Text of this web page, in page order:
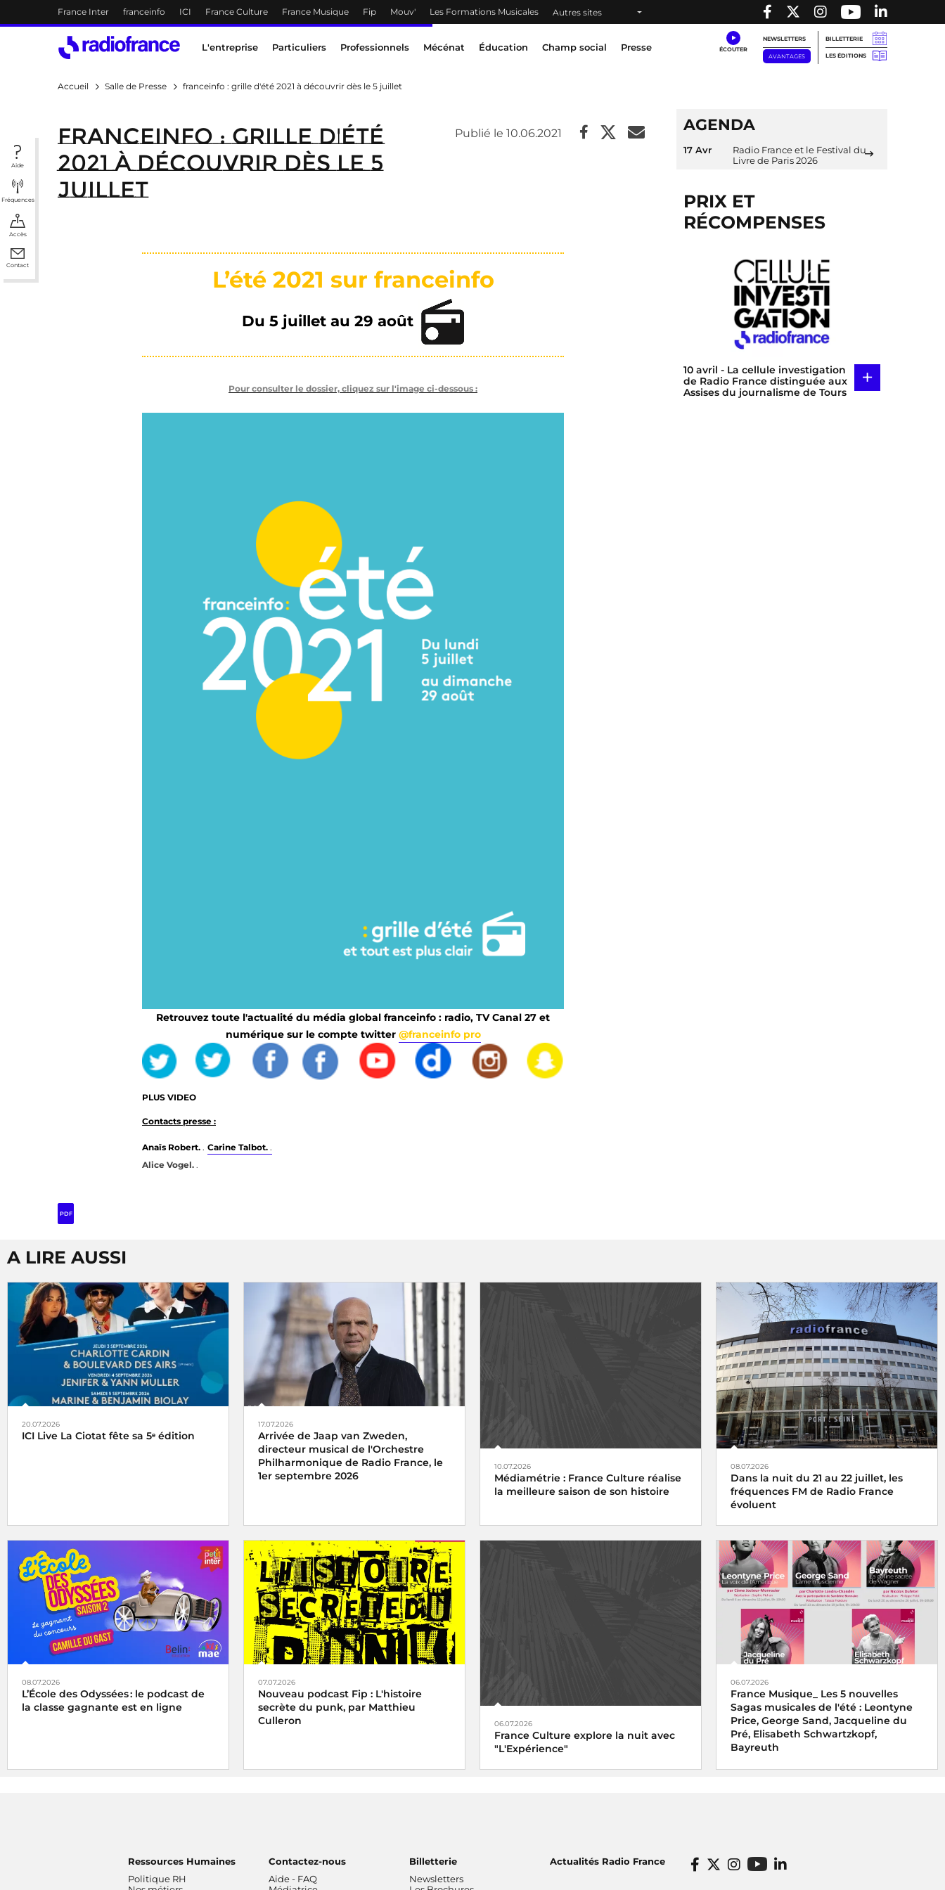
Accès direct :
Menu principal
France Inter franceinfo ICI France Culture France Musique Fip Mouv' Les Formations Musicales Autres sites
Menu principal
L'entreprise Particuliers Professionnels Mécénat Éducation Champ social Presse
NEWSLETTERS
AVANTAGES
BILLETTERIE
LES ÉDITIONS
Aide
Fréquences
Accès
Contact
Accueil Salle de Presse franceinfo : grille d'été 2021 à découvrir dès le 5 juillet
franceinfo : grille d'été
2021 à découvrir dès le 5
juillet
Publié le 10.06.2021
L’été 2021 sur franceinfo
Du 5 juillet au 29 août
Pour consulter le dossier, cliquez sur l'image ci-dessous :
Retrouvez toute l'actualité du média global franceinfo : radio, TV Canal 27 et
numérique sur le compte twitter @franceinfo pro
PLUS VIDEO
Contacts presse :
Anaïs Robert. . Carine Talbot. .
Alice Vogel. .
PDF
AGENDA
17 Avr
Radio France et le Festival du
Livre de Paris 2026
PRIX ET
RÉCOMPENSES
10 avril - La cellule investigation
de Radio France distinguée aux
Assises du journalisme de Tours
+
A LIRE AUSSI
20.07.2026
ICI Live La Ciotat fête sa 5ᵉ édition
17.07.2026
Arrivée de Jaap van Zweden,
directeur musical de l'Orchestre
Philharmonique de Radio France, le
1er septembre 2026
10.07.2026
Médiamétrie : France Culture réalise
la meilleure saison de son histoire
08.07.2026
Dans la nuit du 21 au 22 juillet, les
fréquences FM de Radio France
évoluent
08.07.2026
L’École des Odyssées : le podcast de
la classe gagnante est en ligne
07.07.2026
Nouveau podcast Fip : L'histoire
secrète du punk, par Matthieu
Culleron
06.07.2026
France Culture explore la nuit avec
"L'Expérience"
06.07.2026
France Musique_ Les 5 nouvelles
Sagas musicales de l'été : Leontyne
Price, George Sand, Jacqueline du
Pré, Elisabeth Schwartzkopf,
Bayreuth
Ressources Humaines
Politique RH
Contactez-nous
Aide - FAQ
Billetterie
Newsletters
Actualités Radio France